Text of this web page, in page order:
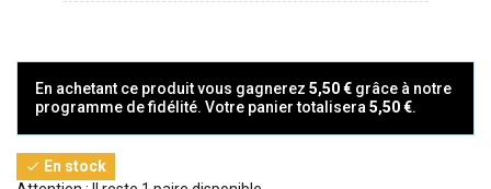
En achetant ce produit vous gagnerez 5,50 € grâce à notre
programme de fidélité. Votre panier totalisera 5,50 €.
 En stock